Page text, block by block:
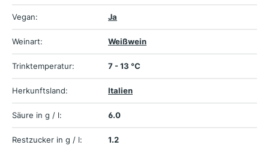
Vegan: Ja
Weinart: Weißwein
Trinktemperatur: 7 - 13 °C
Herkunftsland: Italien
Säure in g / l: 6.0
Restzucker in g / l: 1.2